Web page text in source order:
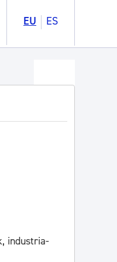
EU ES
industria-